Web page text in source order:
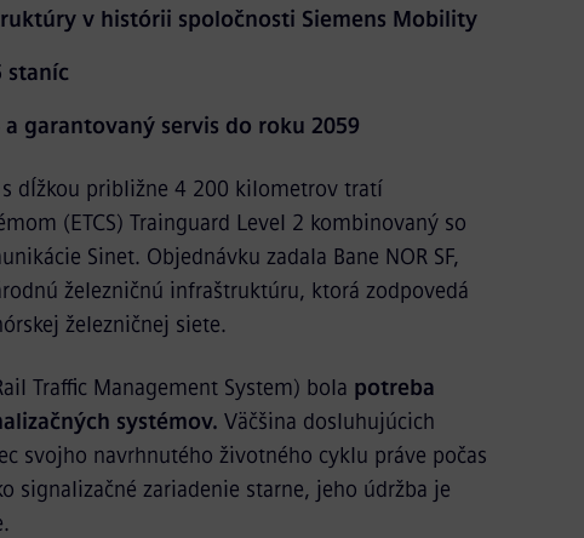
v histórii spoločnosti Siemens Mobility
staníc
garantovaný servis do roku 2059
dĺžkou približne 4 200 kilometrov tratí
(ETCS) Trainguard Level 2 kombinovaný so
Sinet. Objednávku zadala Bane NOR SF,
železničnú infraštruktúru, ktorá zodpovedá
železničnej siete.
Traffic Management System) bola potreba
systémov. Väčšina dosluhujúcich
svojho navrhnutého životného cyklu práve počas
signalizačné zariadenie starne, jeho údržba je